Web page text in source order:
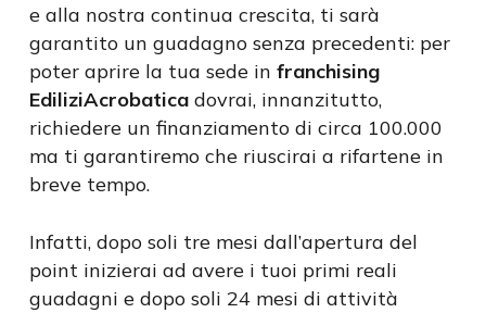
e alla nostra continua crescita, ti sarà
garantito un guadagno senza precedenti: per
poter aprire la tua sede in franchising
EdiliziAcrobaticadovrai, innanzitutto,
richiedere un finanziamento di circa 100.000
ma ti garantiremo che riuscirai a rifartene in
breve tempo.
Infatti, dopo soli tre mesi dall’apertura del
point inizierai ad avere i tuoi primi reali
guadagni e dopo soli 24 mesi di attività